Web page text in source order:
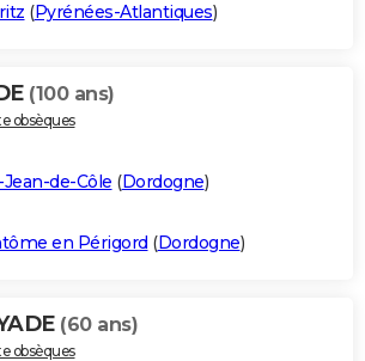
(Pyrénées-Atlantiques)
(100 ans)
obsèques
de-Côle (Dordogne)
en Périgord (Dordogne)
(60 ans)
obsèques